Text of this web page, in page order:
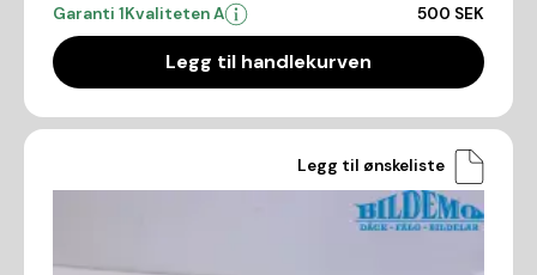
Garanti 1Kvaliteten A 500 SEK
Legg til handlekurven
Legg til ønskeliste